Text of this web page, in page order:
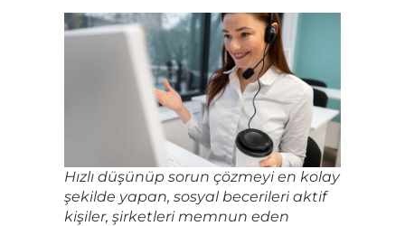
Hızlı düşünüp sorun çözmeyi en kolay
şekilde yapan, sosyal becerileri aktif
kişiler, şirketleri memnun eden